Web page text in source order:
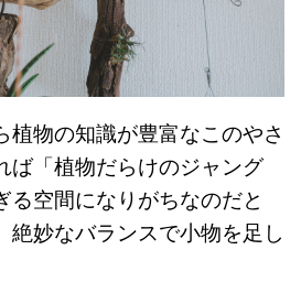
植物の知識が豊富なこのやさ
ば「植物だらけのジャング
る空間になりがちなのだと
絶妙なバランスで小物を足し